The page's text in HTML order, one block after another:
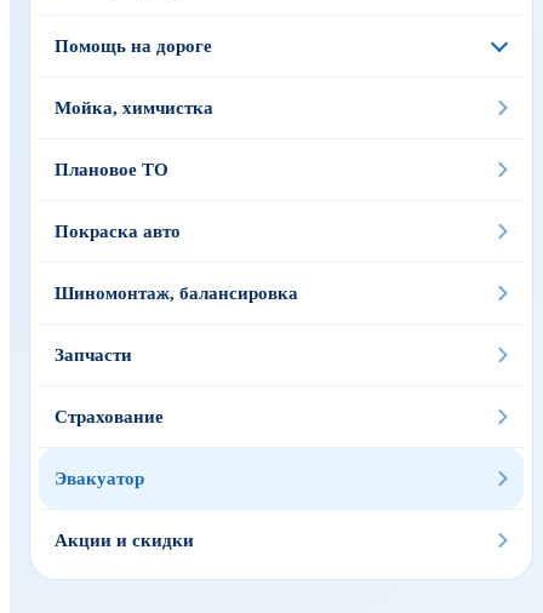
Помощь на дороге
Мойка, химчистка
Плановое ТО
Покраска авто
Шиномонтаж, балансировка
Запчасти
Страхование
Эвакуатор
Акции и скидки